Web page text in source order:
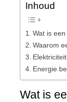
Inhoud
Wat is
Waarom
Energie
Wat is